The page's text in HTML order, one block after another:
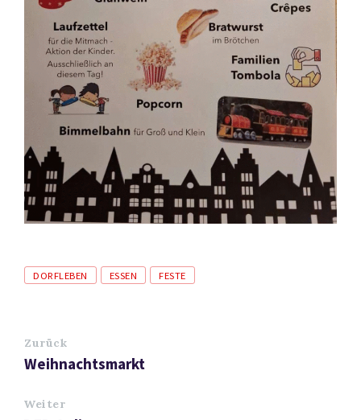
Tags
DORFLEBEN ESSEN FESTE
Zurück
Weihnachtsmarkt
Weiter